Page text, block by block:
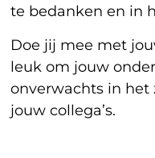
te bedanken en in
Doe jij mee met
leuk om jouw
onverwachts in
jouw collega’s.